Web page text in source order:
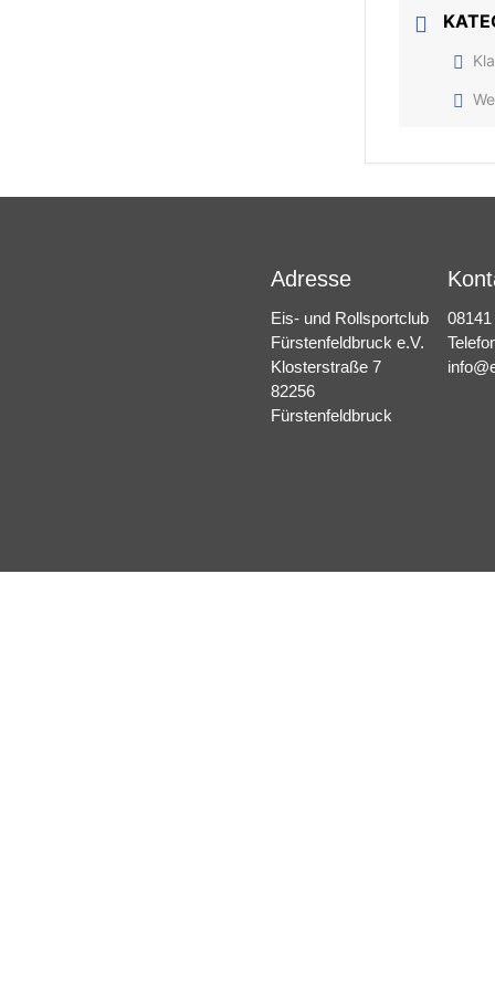
Adresse
Eis- und Rollsportclub
Fürstenfeldbruck e.V.
Klosterstraße 7
82256
Fürstenfeldbruck